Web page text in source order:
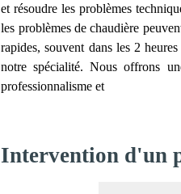
et résoudre les problèmes
les problèmes de chaudière
rapides, souvent dans les 2
notre spécialité. Nous offrons
professionnalisme et
Intervention d'un